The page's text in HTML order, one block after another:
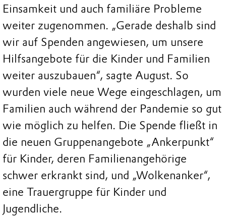
Einsamkeit und auch familiäre Probleme
weiter zugenommen. „Gerade deshalb sind
wir auf Spenden angewiesen, um unsere
Hilfsangebote für die Kinder und Familien
weiter auszubauen“, sagte August. So
wurden viele neue Wege eingeschlagen, um
Familien auch während der Pandemie so gut
wie möglich zu helfen. Die Spende fließt in
die neuen Gruppenangebote „Ankerpunkt“
für Kinder, deren Familienangehörige
schwer erkrankt sind, und „Wolkenanker“,
eine Trauergruppe für Kinder und
Jugendliche.